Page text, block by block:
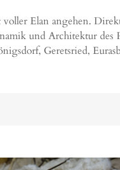
voller Elan angehen.
und Architektur des
Geretsried,